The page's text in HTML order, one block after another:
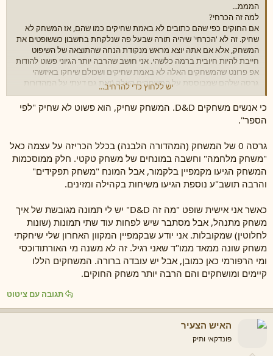
המממ...
למה זה הכרחי?
אם החוקים כפי שהם כתובים לא באמת שחיקים כמו שהם, אז המשחק לא
שחיק. זה לא 'הכרחי' שיהיה תורה שבעל פה שנלקחת בחשבון כששופטים את
המשחק, אלא אם אתה יוצא מראש מנקודת הנחה שהתוצאה של השיפוט
חייבת להיות חיובית ברמה כלשהי. אני חושב שהרבה יותר הגיוני פשוט להודות
אפ פרונט שהמשחקים האלה לא באמת שחיקים ושכולם שיחקו באיזשהי
גרסה שלהם שמבוססת על המשחקים האלה (זאת גם דעתי על המהדורות
החדשות יותר לרבות 5, דרך אגב, אבל זה כבר דיון הרבה יותר ארוך, מורכב,
וכזה שאני לא עומד לקיים מול אנשים זרים באינטרנט שלא מאוד משנה לי מה
הם חושבים).
יש ללחוץ כדי להרחיב...
כי אנשים משחקים D&D. המשחק שחיק, הוא פשוט לא שחיק "לפי
הספר".
גרסה 0 של המשחק (המהדורה הלבנה) בכלל הכריזה על עצמה כאל
"משחק מלחמה" וחשבה במונחים של משחק טקטי. חלק ממוסכמות
המשחק הגיעו מקמפיין בלקמור, אבל המונח "משחק תפקידים"
והרבה תושב"ע נוספת הגיעו משיחות בקהילה ומזינים.
כאשר אני אישית שופט "מה זה D&D" יש לי תמונה מגובשת של איך
משחק מתנהל, אבל מסתבר שיש לפחות עוד שתי תמונות (שונות
לחלוטין) שמקובלות. אני יודע שבקמפיין המקוון האחרון שלי שיחקתי
משחק שונה ממאד ממו"ד שאני רגיל. זה לא משנה מי האורתודוכסי
ומי הרפורמי כאן כמובן, אבל יש עובדה ברורה. המשחקים הללו
קיימים ומושחקים והם הרבה יותר משחק החוקים.
תגובה עם ציטוט
האיש הצעיר
פונדקאי ותיק